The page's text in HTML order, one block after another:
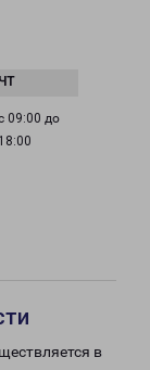
09:00 до
18:00
в